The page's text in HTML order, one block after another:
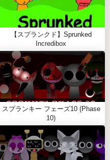
【スプランクド】Sprunked
Incredibox
スプランキー フェーズ10 (Phase
10)